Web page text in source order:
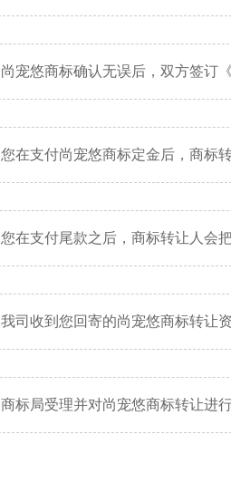
尚宠悠商标确认无误后，双方签订
您在支付尚宠悠商标定金后，商标
您在支付尾款之后，商标转让人会
我司收到您回寄的尚宠悠商标转让
商标局受理并对尚宠悠商标转让进